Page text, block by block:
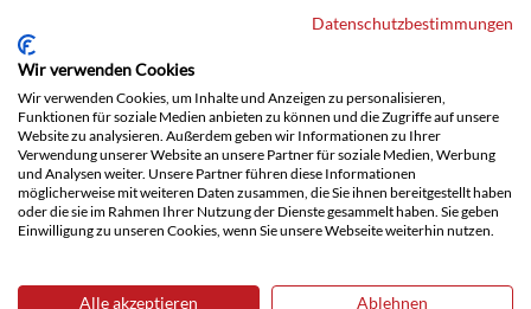
Datenschutzbestimmungen
Wir verwenden Cookies
Wir verwenden Cookies, um Inhalte und Anzeigen zu personalisieren,
Funktionen für soziale Medien anbieten zu können und die Zugriffe auf unsere
Website zu analysieren. Außerdem geben wir Informationen zu Ihrer
Verwendung unserer Website an unsere Partner für soziale Medien, Werbung
und Analysen weiter. Unsere Partner führen diese Informationen
möglicherweise mit weiteren Daten zusammen, die Sie ihnen bereitgestellt haben
oder die sie im Rahmen Ihrer Nutzung der Dienste gesammelt haben. Sie geben
Einwilligung zu unseren Cookies, wenn Sie unsere Webseite weiterhin nutzen.
Alle akzeptieren Ablehnen
Impressum Datenschutz Karriere